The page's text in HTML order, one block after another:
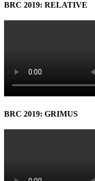
BRC 2019: RELATIVE
BRC 2019: GRIMUS